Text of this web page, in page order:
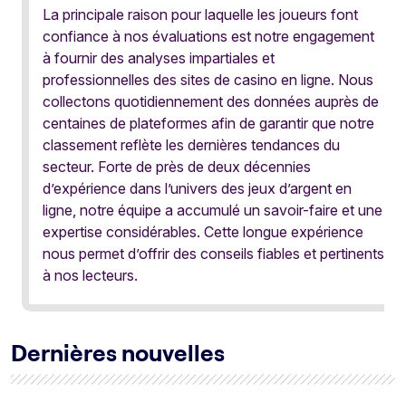
La principale raison pour laquelle les joueurs font
confiance à nos évaluations est notre engagement
à fournir des analyses impartiales et
professionnelles des sites de casino en ligne. Nous
collectons quotidiennement des données auprès de
centaines de plateformes afin de garantir que notre
classement reflète les dernières tendances du
secteur. Forte de près de deux décennies
d’expérience dans l’univers des jeux d’argent en
ligne, notre équipe a accumulé un savoir-faire et une
expertise considérables. Cette longue expérience
nous permet d’offrir des conseils fiables et pertinents
à nos lecteurs.
Dernières nouvelles